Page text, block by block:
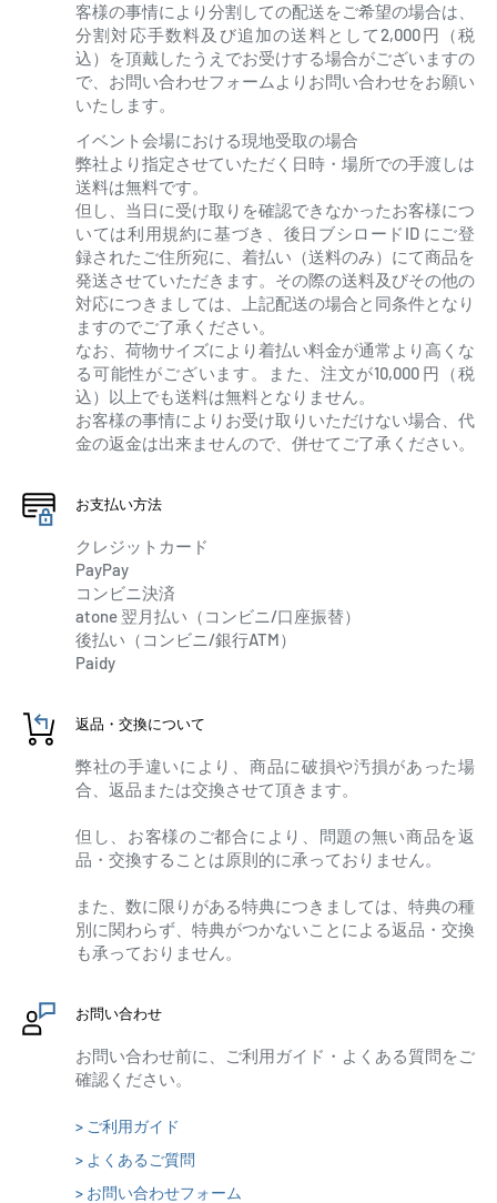
客様の事情により分割しての配送をご希望の場合は、
分割対応手数料及び追加の送料として2,000円（税
込）を頂戴したうえでお受けする場合がございますの
で、お問い合わせフォームよりお問い合わせをお願い
いたします。
イベント会場における現地受取の場合
弊社より指定させていただく日時・場所での手渡しは
送料は無料です。
但し、当日に受け取りを確認できなかったお客様につ
いては利用規約に基づき、後日ブシロードID にご登
録されたご住所宛に、着払い（送料のみ）にて商品を
発送させていただきます。その際の送料及びその他の
対応につきましては、上記配送の場合と同条件となり
ますのでご了承ください。
なお、荷物サイズにより着払い料金が通常より高くな
る可能性がございます。また、注文が10,000 円（税
込）以上でも送料は無料となりません。
お客様の事情によりお受け取りいただけない場合、代
金の返金は出来ませんので、併せてご了承ください。
お支払い方法
クレジットカード
PayPay
コンビニ決済
atone 翌月払い（コンビニ/口座振替）
後払い（コンビニ/銀行ATM）
Paidy
返品・交換について
弊社の手違いにより、商品に破損や汚損があった場
合、返品または交換させて頂きます。
但し、お客様のご都合により、問題の無い商品を返
品・交換することは原則的に承っておりません。
また、数に限りがある特典につきましては、特典の種
別に関わらず、特典がつかないことによる返品・交換
も承っておりません。
お問い合わせ
お問い合わせ前に、ご利用ガイド・よくある質問をご
確認ください。
> ご利用ガイド
> よくあるご質問
> お問い合わせフォーム